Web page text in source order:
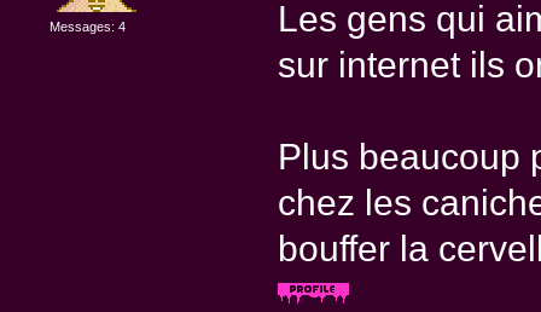
Messages: 4
Les gens qui
sur internet ils
Plus beaucoup
chez les
bouffer la